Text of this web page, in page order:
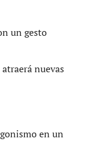
un gesto
nuevas
en un